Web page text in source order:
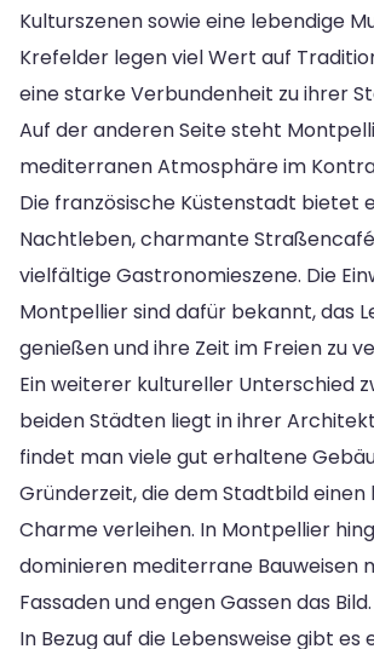
Kulturszenen sowie eine lebendige
Krefelder legen viel Wert auf
eine starke Verbundenheit zu ihrer
Auf der anderen Seite steht
mediterranen Atmosphäre im
Die französische Küstenstadt bietet
Nachtleben, charmante
vielfältige Gastronomieszene. Die
Montpellier sind dafür bekannt, das
genießen und ihre Zeit im Freien zu
Ein weiterer kultureller Unterschied
beiden Städten liegt in ihrer
findet man viele gut erhaltene
Gründerzeit, die dem Stadtbild einen
Charme verleihen. In Montpellier
dominieren mediterrane Bauweisen
Fassaden und engen Gassen das Bild.
In Bezug auf die Lebensweise gibt es